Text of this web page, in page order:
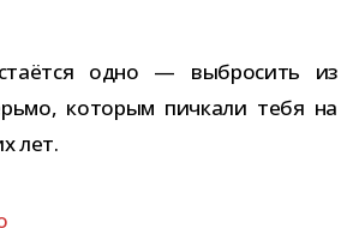
одно — выбро­сить из
кото­рым пич­кали тебя на
лет.